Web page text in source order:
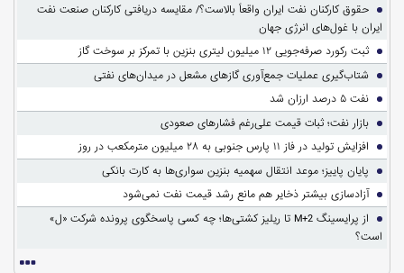
حقوق کارکنان نفت ایران واقعاً بالاست؟/ مقایسه دریافتی کارکنان صنعت نفت
ایران با غول‌های انرژی جهان
ثبت رکورد صرفه‌جویی ۱۲ میلیون لیتری بنزین با تمرکز بر سوخت گاز
شتاب‌گیری عملیات جمع‌آوری گازهای مشعل در میدان‌های نفتی
نفت ۵ درصد ارزان شد
بازار نفت؛ ثبات قیمت علی‌رغم فشارهای صعودی
افزایش تولید در فاز ۱۱ پارس جنوبی به ۲۸ میلیون مترمکعب در روز
پایان پاییز؛ موعد انتقال سهمیه بنزین سواری‌ها به کارت بانکی
آزادسازی بیشتر ذخایر هم مانع رشد قیمت نفت نمی‌شود
از پرایسینگ M+2 تا ریلیز کشتی‌ها؛ چه کسی پاسخگوی پرونده شرکت «ل»
است؟